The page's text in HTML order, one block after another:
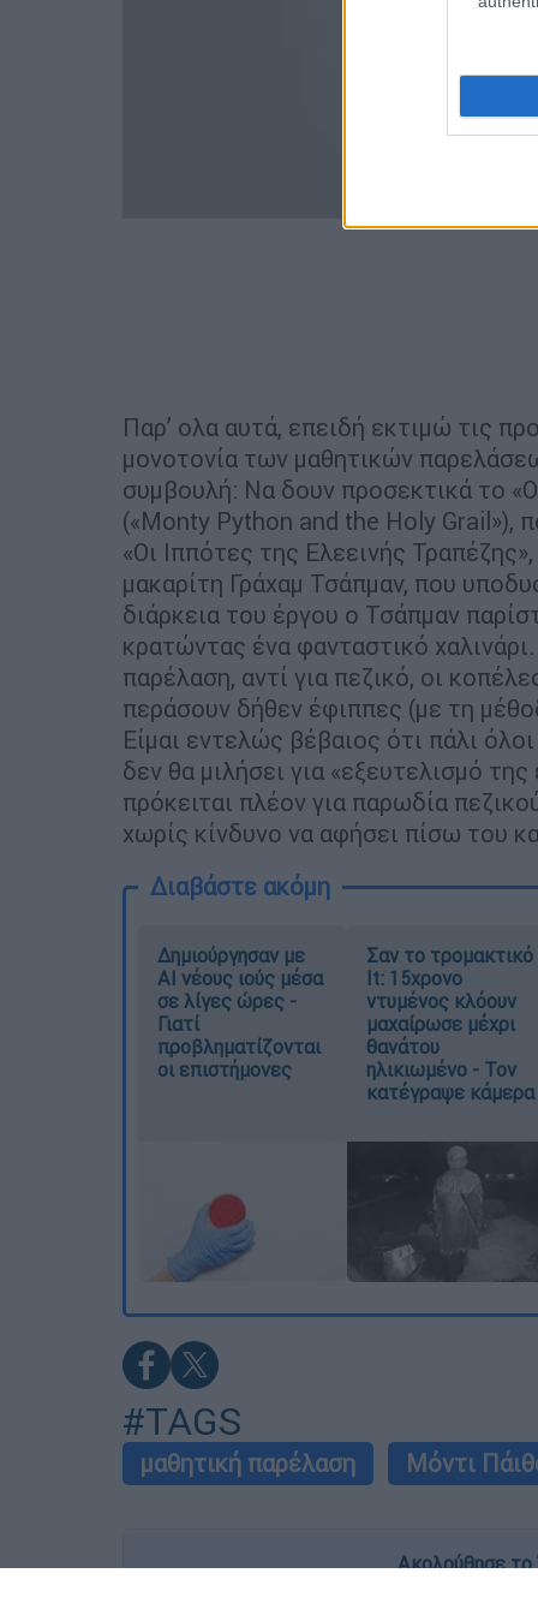
Παρ’ ολα αυτά, επειδή εκτιμώ τις
μονοτονία των μαθητικών
συμβουλή: Να δουν προσεκτικά το
(«Monty Python and the Holy Grail»),
«Οι Ιππότες της Ελεεινής
μακαρίτη Γράχαμ Τσάπμαν, που
διάρκεια του έργου ο Τσάπμαν
κρατώντας ένα φανταστικό
παρέλαση, αντί για πεζικό, οι
περάσουν δήθεν έφιππες (με τη
Είμαι εντελώς βέβαιος ότι πάλι
δεν θα μιλήσει για «εξευτελισμό
πρόκειται πλέον για παρωδία
χωρίς κίνδυνο να αφήσει πίσω του
Διαβάστε ακόμη
Δημιούργησαν με
AI νέους ιούς μέσα
σε λίγες ώρες -
Γιατί
προβληματίζονται
οι επιστήμονες
Σαν το τρομακτικό
It: 15χρονο
ντυμένος κλόουν
μαχαίρωσε μέχρι
θανάτου
ηλικιωμένο - Τον
κατέγραψε κάμερα
#TAGS
μαθητική παρέλαση Μόντι
Ακολούθησε το